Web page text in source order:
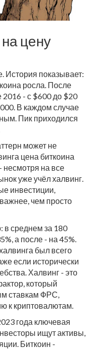
цену
История показывает:
росла. После
2016 - с $600 до $20
В каждом случае
Пик приходился
может не
цена биткоина
несмотря на все
уже учёл халвинг.
инвестиции,
чем просто
в среднем за 180
а после - на 45%.
был всего
если исторически
Халвинг - это
который
ставкам ФРС,
к криптовалютам.
года ключевая
ищут активы,
Биткоин -